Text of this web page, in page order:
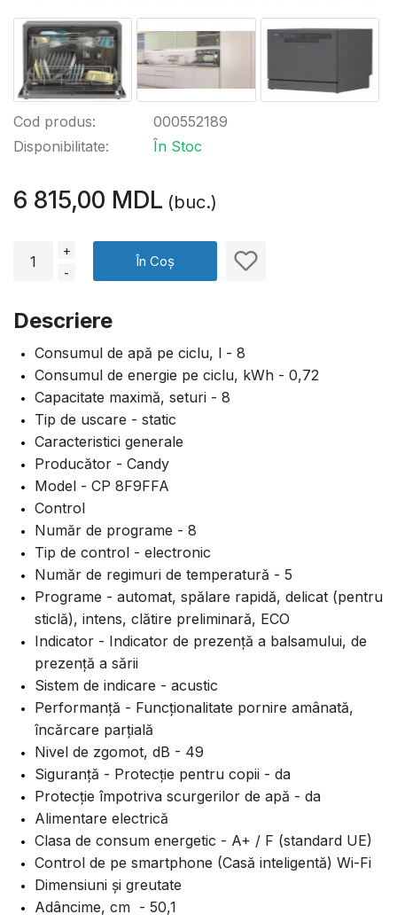
Cod produs:
Disponibilitate:
000552189
În Stoc
6 815,00 MDL (buc.)
+
-
În Coș
Descriere
Consumul de apă pe ciclu, l - 8
Consumul de energie pe ciclu, kWh - 0,72
Capacitate maximă, seturi - 8
Tip de uscare - static
Caracteristici generale
Producător - Candy
Model - CP 8F9FFA
Control
Număr de programe - 8
Tip de control - electronic
Număr de regimuri de temperatură - 5
Programe - automat, spălare rapidă, delicat (pentru
sticlă), intens, clătire preliminară, ECO
Indicator - Indicator de prezență a balsamului, de
prezență a sării
Sistem de indicare - acustic
Performanță - Funcționalitate pornire amânată,
încărcare parțială
Nivel de zgomot, dB - 49
Siguranță - Protecție pentru copii - da
Protecție împotriva scurgerilor de apă - da
Alimentare electrică
Clasa de consum energetic - A+ / F (standard UE)
Control de pe smartphone (Casă inteligentă) Wi-Fi
Dimensiuni și greutate
Adâncime, cm - 50,1